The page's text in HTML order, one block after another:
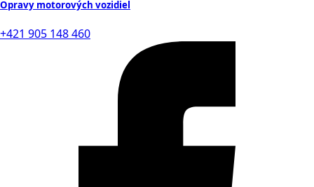
Opravy motorových vozidiel
+421 905 148 460